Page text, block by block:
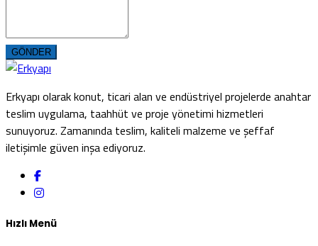
GÖNDER
Erkyapı olarak konut, ticari alan ve endüstriyel projelerde anahtar
teslim uygulama, taahhüt ve proje yönetimi hizmetleri
sunuyoruz. Zamanında teslim, kaliteli malzeme ve şeffaf
iletişimle güven inşa ediyoruz.
Hızlı Menü